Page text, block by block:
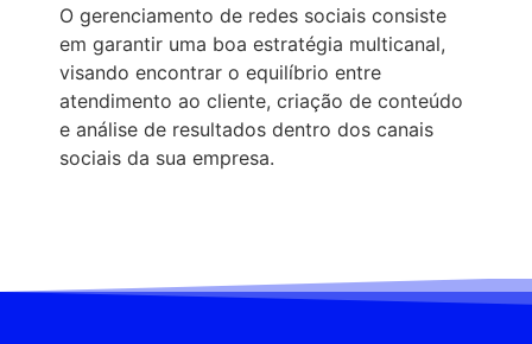
O gerenciamento de redes sociais consiste
em garantir uma boa estratégia multicanal,
visando encontrar o equilíbrio entre
atendimento ao cliente, criação de conteúdo
e análise de resultados dentro dos canais
sociais da sua empresa.